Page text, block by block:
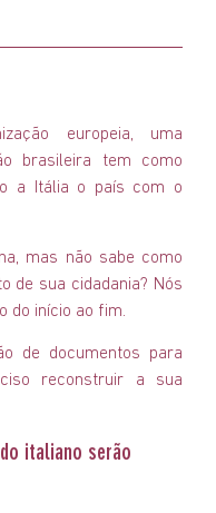
europeia, uma
brasileira tem como
a Itália o país com o
mas não sabe como
de sua cidadania? Nós
do início ao fim.
de documentos para
reconstruir a sua
italiano serão